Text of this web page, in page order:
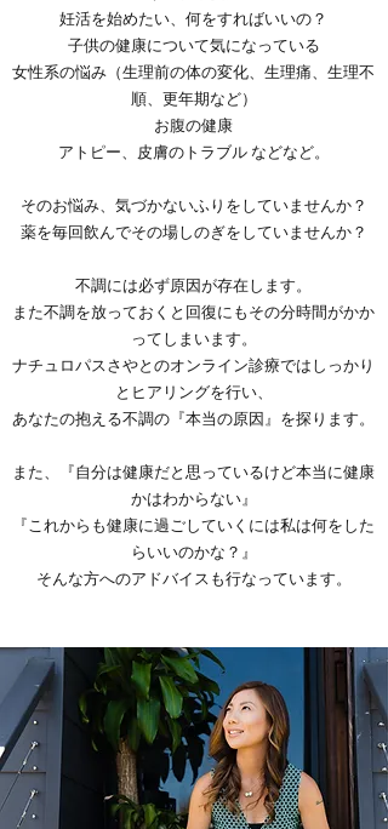
妊活を始めたい、何をすればいいの？
子供の健康について気になっている
女性系の悩み（生理前の体の変化、生理痛、生理不
順、更年期など）
お腹の健康
アトピー、皮膚のトラブル などなど。
そのお悩み、気づかないふりをしていませんか？
薬を毎回飲んでその場しのぎをしていませんか？
不調には必ず原因が存在します。
また不調を放っておくと回復にもその分時間がかか
ってしまいます。
ナチュロパスさやとのオンライン診療ではしっかり
とヒアリングを行い、
あなたの抱える不調の『本当の原因』を探ります。
また、『自分は健康だと思っているけど本当に健康
かはわからない』
『これからも健康に過ごしていくには私は何をした
らいいのかな？』
そんな方へのアドバイスも行なっています。